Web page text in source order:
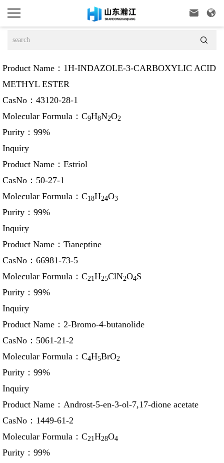
 

Product Name： 1H-INDAZOLE-3-CARBOXYLIC ACID
METHYL ESTER
CasNo： 43120-28-1
Molecular Formula： C9H8N2O2
Purity： 99%
Inquiry
Product Name： Estriol
CasNo： 50-27-1
Molecular Formula： C18H24O3
Purity： 99%
Inquiry
Product Name： Tianeptine
CasNo： 66981-73-5
Molecular Formula： C21H25ClN2O4S
Purity： 99%
Inquiry
Product Name： 2-Bromo-4-butanolide
CasNo： 5061-21-2
Molecular Formula： C4H5BrO2
Purity： 99%
Inquiry
Product Name： Androst-5-en-3-ol-7,17-dione acetate
CasNo： 1449-61-2
Molecular Formula： C21H28O4
Purity： 99%